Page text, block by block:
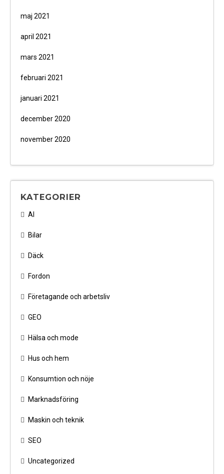
maj 2021
april 2021
mars 2021
februari 2021
januari 2021
december 2020
november 2020
KATEGORIER
AI
Bilar
Däck
Fordon
Företagande och arbetsliv
GEO
Hälsa och mode
Hus och hem
Konsumtion och nöje
Marknadsföring
Maskin och teknik
SEO
Uncategorized